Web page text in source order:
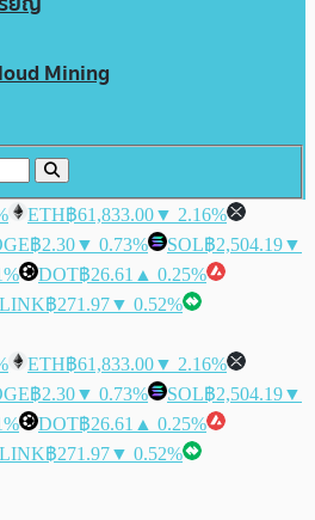
Mining
ETH฿61,833.00▼ 2.16%
฿2.30▼ 0.73% SOL฿2,504.19▼
DOT฿26.61 ▲ 0.25%
LINK฿271.97▼ 0.52%
ETH฿61,833.00▼ 2.16%
฿2.30▼ 0.73% SOL฿2,504.19▼
DOT฿26.61 ▲ 0.25%
LINK฿271.97▼ 0.52%